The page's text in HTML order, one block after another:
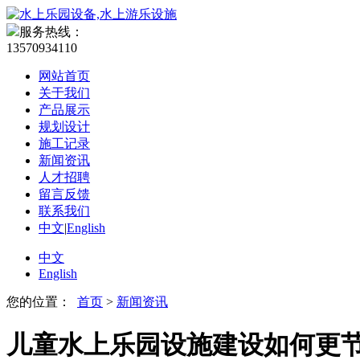
服务热线：
13570934110
网站首页
关于我们
产品展示
规划设计
施工记录
新闻资讯
人才招聘
留言反馈
联系我们
中文|English
中文
English
您的位置： 首页 > 新闻资讯
儿童水上乐园设施建设如何更